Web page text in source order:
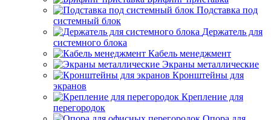
Подставка под
системный блок
Держатель для
системного блока
Кабель менеджмент
Экраны металлические
Кронштейны для
экранов
Крепление для
перегородок